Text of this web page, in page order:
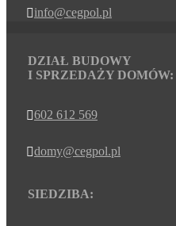
info@cegpol.pl
DZIAŁ BUDOWY
I SPRZEDAŻY DOMÓW:
602 612 569
domy@cegpol.pl
SIEDZIBA: